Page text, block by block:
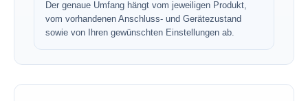
Der genaue Umfang hängt vom jeweiligen Produkt,
vom vorhandenen Anschluss- und Gerätezustand
sowie von Ihren gewünschten Einstellungen ab.